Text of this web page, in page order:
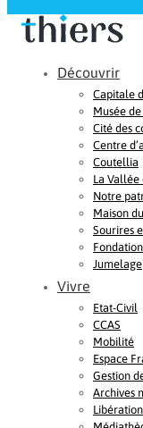
Découvrir
Capitale
Musée
Cité des
Centre
Coutellia
La Vallée
Notre
Maison
Sourires
Jumelage
Vivre
Etat-Civil
CCAS
Mobilité
Espace
Gestion
Archives
Libération